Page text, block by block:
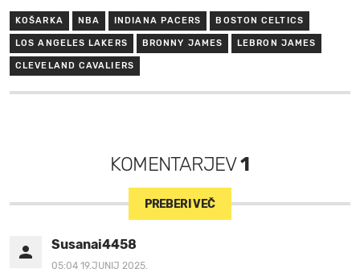
KOŠARKA NBA INDIANA PACERS BOSTON CELTICS
LOS ANGELES LAKERS BRONNY JAMES LEBRON JAMES
CLEVELAND CAVALIERS
KOMENTARJEV1
PREBERI VEČ
Susanai4458
05:04 19.JUNIJ 2025.